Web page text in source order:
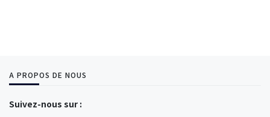
A PROPOS DE NOUS
Suivez-nous sur :